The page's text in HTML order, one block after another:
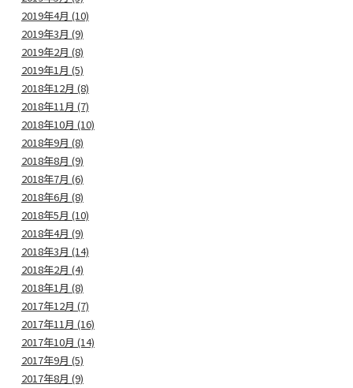
2019年4月 (10)
2019年3月 (9)
2019年2月 (8)
2019年1月 (5)
2018年12月 (8)
2018年11月 (7)
2018年10月 (10)
2018年9月 (8)
2018年8月 (9)
2018年7月 (6)
2018年6月 (8)
2018年5月 (10)
2018年4月 (9)
2018年3月 (14)
2018年2月 (4)
2018年1月 (8)
2017年12月 (7)
2017年11月 (16)
2017年10月 (14)
2017年9月 (5)
2017年8月 (9)